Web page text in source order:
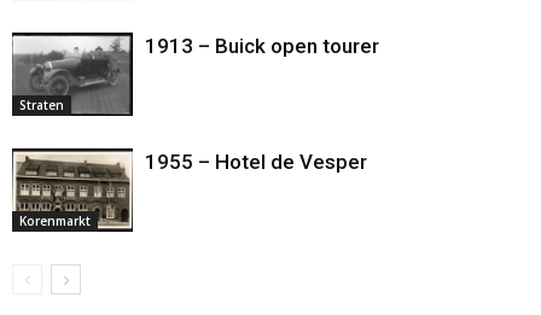
Straten
1913 – Buick open tourer
Korenmarkt
1955 – Hotel de Vesper